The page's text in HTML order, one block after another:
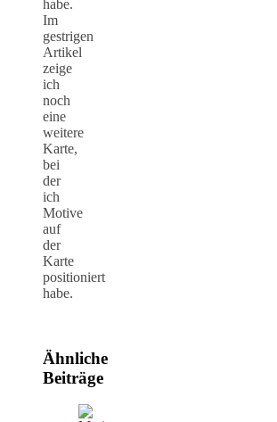
habe.
Im
gestrigen
Artikel
zeige
ich
noch
eine
weitere
Karte,
bei
der
ich
Motive
auf
der
Karte
positioniert
habe.
Ähnliche
Beiträge